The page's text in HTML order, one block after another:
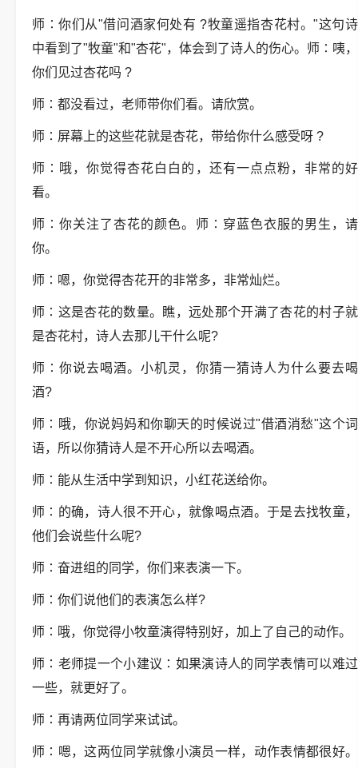
师 ∶ 你们从"借问酒家何处有 ?牧童遥指杏花村。"这句诗
中看到了"牧童"和"杏花"，体会到了诗人的伤心。师 ∶ 咦，
你们见过杏花吗 ?
师 ∶ 都没看过，老师带你们看。请欣赏。
师 ∶ 屏幕上的这些花就是杏花，带给你什么感受呀 ?
师 ∶ 哦，你觉得杏花白白的，还有一点点粉，非常的好
看。
师 ∶ 你关注了杏花的颜色。师 ∶ 穿蓝色衣服的男生，请
你。
师 ∶ 嗯，你觉得杏花开的非常多，非常灿烂。
师 ∶ 这是杏花的数量。瞧，远处那个开满了杏花的村子就
是杏花村，诗人去那儿干什么呢?
师 ∶ 你说去喝酒。小机灵，你猜一猜诗人为什么要去喝
酒?
师 ∶ 哦，你说妈妈和你聊天的时候说过"借酒消愁"这个词
语，所以你猜诗人是不开心所以去喝酒。
师 ∶ 能从生活中学到知识，小红花送给你。
师 ∶ 的确，诗人很不开心，就像喝点酒。于是去找牧童，
他们会说些什么呢?
师 ∶ 奋进组的同学，你们来表演一下。
师 ∶ 你们说他们的表演怎么样?
师 ∶ 哦，你觉得小牧童演得特别好，加上了自己的动作。
师 ∶ 老师提一个小建议 ∶ 如果演诗人的同学表情可以难过
一些，就更好了。
师 ∶ 再请两位同学来试试。
师 ∶ 嗯，这两位同学就像小演员一样，动作表情都很好。